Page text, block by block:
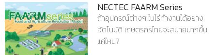
NECTEC FAARM Series
ถ้าอุปกรณ์ต่างๆ ในไร่ทำงานได้อย่าง
อัตโนมัติ เกษตรกรไทยจะสบายมากขึ้น
แค่ไหน?